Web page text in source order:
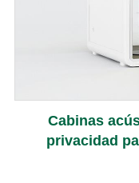
Cabinas
privacidad